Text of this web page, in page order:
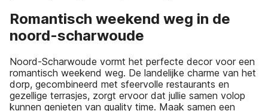
Romantisch weekend weg in de
noord-scharwoude
Noord-Scharwoude vormt het perfecte decor voor een
romantisch weekend weg. De landelijke charme van het
dorp, gecombineerd met sfeervolle restaurants en
gezellige terrasjes, zorgt ervoor dat jullie samen volop
kunnen genieten van quality time. Maak samen een